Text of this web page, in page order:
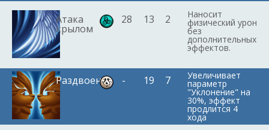
Атака
крылом
28 13 2 Наносит
физический урон
без
дополнительных
эффектов.
Раздвоение - 19 7 Увеличивает
параметр
"Уклонение" на
30%, эффект
продлится 4
хода